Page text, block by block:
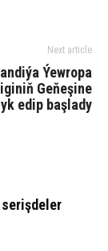
Next article
Ýewropa
Geňeşine
edip başlady